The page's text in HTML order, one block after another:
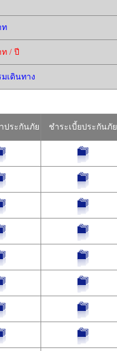
ท
/ ปี
มเดินทาง
ประกันภัย ชำระเบี้ยประกันภัย